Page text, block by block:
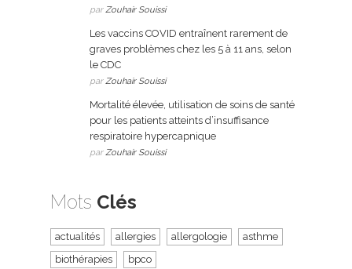
parZouhair Souissi
Les vaccins COVID entraînent rarement de
graves problèmes chez les 5 à 11 ans, selon
le CDC
parZouhair Souissi
Mortalité élevée, utilisation de soins de santé
pour les patients atteints d’insuffisance
respiratoire hypercapnique
parZouhair Souissi
Mots Clés
actualités allergies allergologie
asthme
biothérapies
bpco